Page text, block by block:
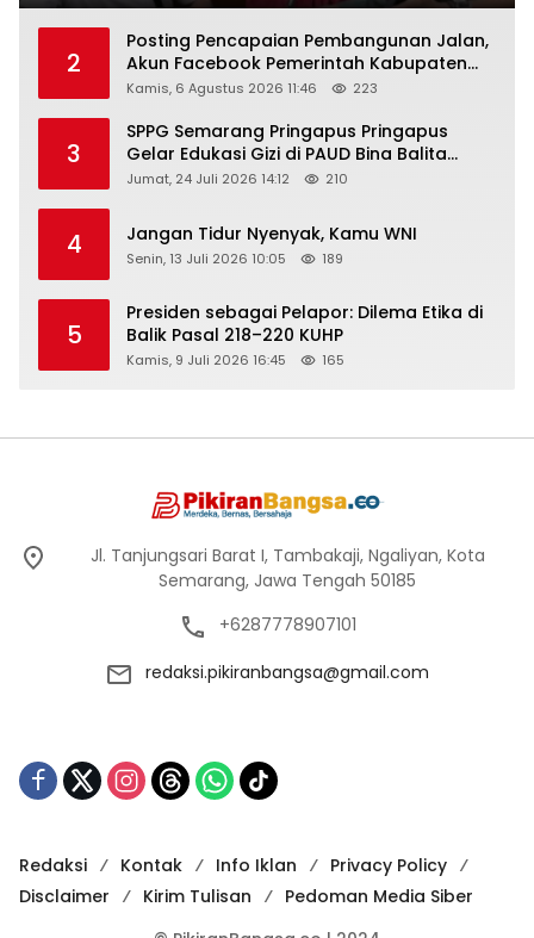
2
Posting Pencapaian Pembangunan Jalan,
Akun Facebook Pemerintah Kabupaten
Rembang “Dirujak” Warganet
Kamis, 6 Agustus 2026 11:46 223
3
SPPG Semarang Pringapus Pringapus
Gelar Edukasi Gizi di PAUD Bina Balita
Peringati Hari Anak Nasional 2026
Jumat, 24 Juli 2026 14:12 210
4 Jangan Tidur Nyenyak, Kamu WNI
Senin, 13 Juli 2026 10:05 189
5
Presiden sebagai Pelapor: Dilema Etika di
Balik Pasal 218–220 KUHP
Kamis, 9 Juli 2026 16:45 165
Jl. Tanjungsari Barat I, Tambakaji, Ngaliyan, Kota
Semarang, Jawa Tengah 50185
+6287778907101
redaksi.pikiranbangsa@gmail.com
Redaksi Kontak Info Iklan
Privacy Policy
Disclaimer
Kirim Tulisan
Pedoman Media Siber